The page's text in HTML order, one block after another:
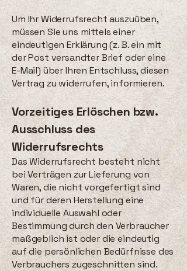
Um Ihr Widerrufsrecht auszuüben,
müssen Sie uns mittels einer
eindeutigen Erklärung (z. B. ein mit
der Post versandter Brief oder eine
E-Mail) über Ihren Entschluss, diesen
Vertrag zu widerrufen, informieren.
Vorzeitiges Erlöschen bzw.
Ausschluss des
Widerrufsrechts
Das Widerrufsrecht besteht nicht
bei Verträgen zur Lieferung von
Waren, die nicht vorgefertigt sind
und für deren Herstellung eine
individuelle Auswahl oder
Bestimmung durch den Verbraucher
maßgeblich ist oder die eindeutig
auf die persönlichen Bedürfnisse des
Verbrauchers zugeschnitten sind.